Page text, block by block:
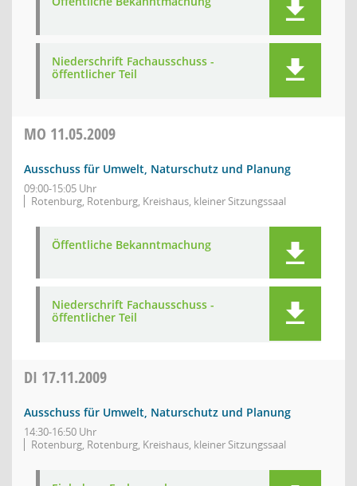
Niederschrift Fachausschuss -
öffentlicher Teil
MO 11.05.2009
Ausschuss für Umwelt, Naturschutz und Planung
09:00-15:05 Uhr
Rotenburg, Rotenburg, Kreishaus, kleiner Sitzungssaal
Öffentliche Bekanntmachung
Niederschrift Fachausschuss -
öffentlicher Teil
DI 17.11.2009
Ausschuss für Umwelt, Naturschutz und Planung
14:30-16:50 Uhr
Rotenburg, Rotenburg, Kreishaus, kleiner Sitzungssaal